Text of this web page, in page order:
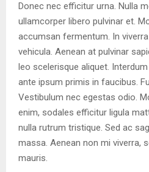
Donec nec efficitur urna. Nulla
ullamcorper libero pulvinar et.
accumsan fermentum. In
vehicula. Aenean at pulvinar
leo scelerisque aliquet.
ante ipsum primis in faucibus.
Vestibulum nec egestas odio.
enim, sodales efficitur ligula
nulla rutrum tristique. Sed ac
massa. Aenean non mi viverra,
mauris.